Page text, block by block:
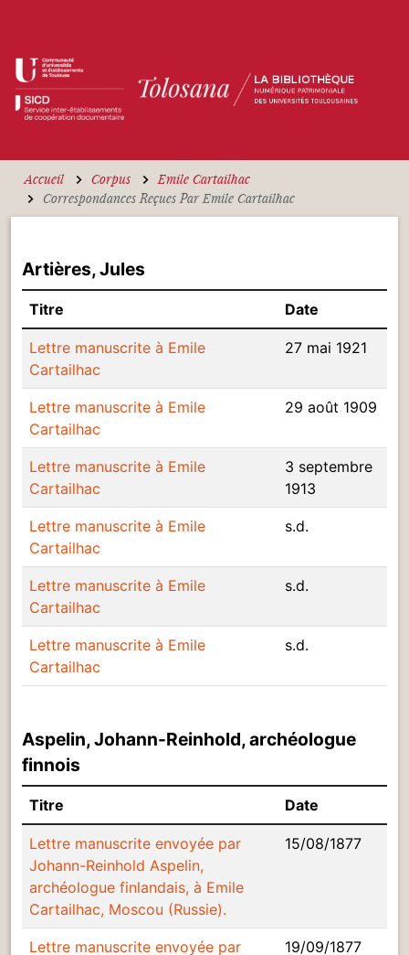
Accueil Corpus
Emile Cartailhac
Correspondances Reçues Par Emile Cartailhac
Artières, Jules
Titre Date
Lettre manuscrite à Emile
Cartailhac
27 mai 1921
Lettre manuscrite à Emile
Cartailhac
29 août 1909
Lettre manuscrite à Emile
Cartailhac
3 septembre
1913
Lettre manuscrite à Emile
Cartailhac
s.d.
Lettre manuscrite à Emile
Cartailhac
s.d.
Lettre manuscrite à Emile
Cartailhac
s.d.
Aspelin, Johann-Reinhold, archéologue
finnois
Titre Date
Lettre manuscrite envoyée par
Johann-Reinhold Aspelin,
archéologue finlandais, à Emile
Cartailhac, Moscou (Russie).
15/08/1877
Lettre manuscrite envoyée par
19/09/1877